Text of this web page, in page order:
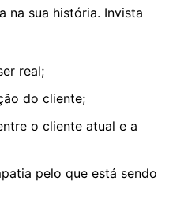
na sua história. Invista
real;
do cliente;
o cliente atual e a
pelo que está sendo